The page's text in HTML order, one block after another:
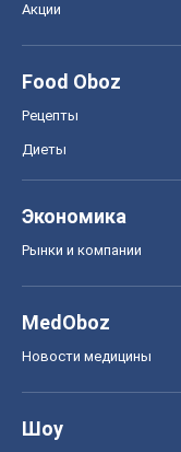
Акции
Food Oboz
Рецепты
Диеты
Экономика
Рынки и компании
MedOboz
Новости медицины
Шоу